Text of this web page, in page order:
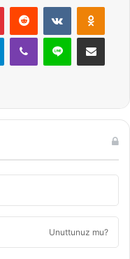
PinterestReddit VKontakte
TelegramViber Line E-Posta ile
Unuttunuz mu?